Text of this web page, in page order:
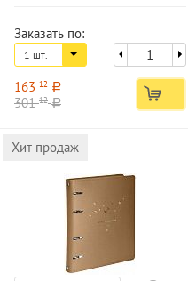
Заказать по:
1 шт.
163 12 a
30112 a
Хит продаж